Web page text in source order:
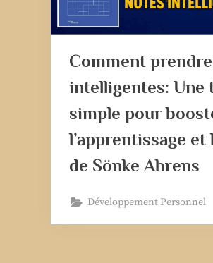
Comment
intelligentes: Une
simple pour
l’apprentissage
de Sönke Ahrens
Développement Personnel